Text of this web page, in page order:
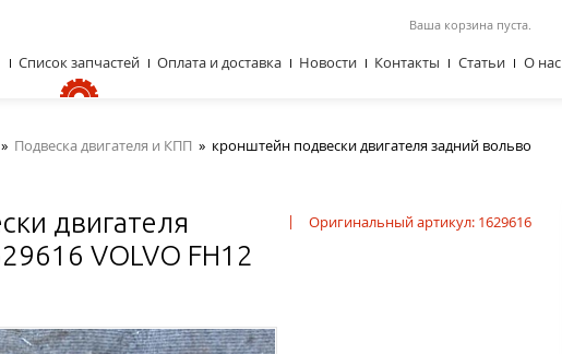
» Подвеска двигателя и КПП » кронштейн подвески двигателя задний вольво
двигателя
VOLVO FH12
| Оригинальный артикул: 1629616
Ваша корзина пуста.
Список запчастей Оплата и доставка Новости Контакты Статьи О нас